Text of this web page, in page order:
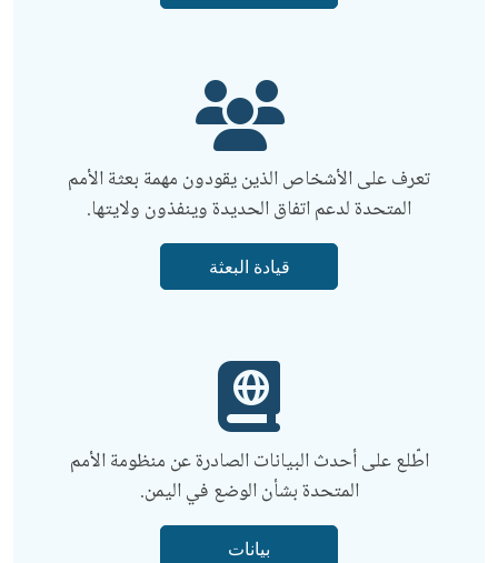
تعرف على الأشخاص الذين يقودون مهمة بعثة الأمم
المتحدة لدعم اتفاق الحديدة وينفذون ولايتها.
قيادة البعثة
اطّلع على أحدث البيانات الصادرة عن منظومة الأمم
المتحدة بشأن الوضع في اليمن.
بيانات